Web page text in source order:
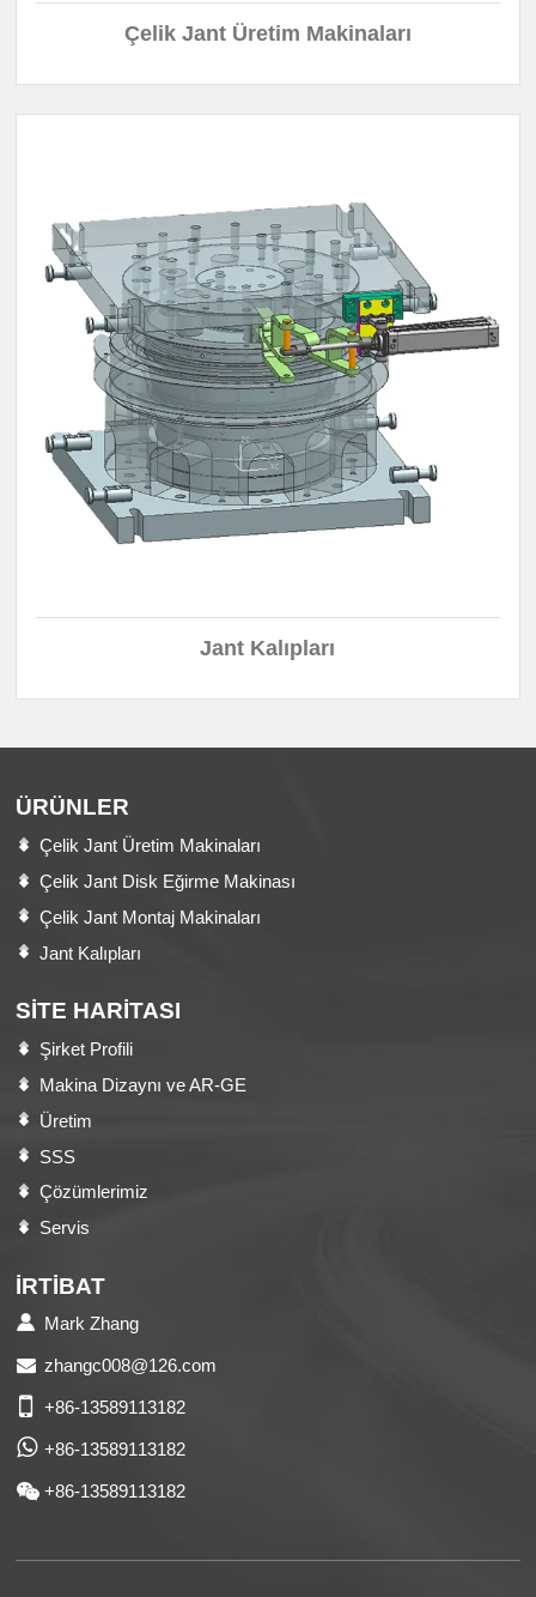
Çelik Jant Üretim Makinaları
Jant Kalıpları
ÜRÜNLER
Çelik Jant Üretim Makinaları
Çelik Jant Disk Eğirme Makinası
Çelik Jant Montaj Makinaları
Jant Kalıpları
SITE HARITASI
Şirket Profili
Makina Dizaynı ve AR-GE
Üretim
SSS
Çözümlerimiz
Servis
İRTIBAT
Mark Zhang
zhangc008@126.com
+86-13589113182
+86-13589113182
+86-13589113182